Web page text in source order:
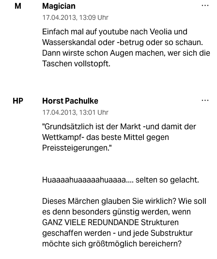
M Magician
17.04.2013, 13:09 Uhr
Einfach mal auf youtube nach Veolia und
Wasserskandal oder -betrug oder so schaun.
Dann wirste schon Augen machen, wer sich die
Taschen vollstopft.
HP Horst Pachulke
17.04.2013, 13:01 Uhr
"Grundsätzlich ist der Markt -und damit der
Wettkampf- das beste Mittel gegen
Preissteigerungen."
Huaaaahuaaaaahuaaaa.... selten so gelacht.
Dieses Märchen glauben Sie wirklich? Wie soll
es denn besonders günstig werden, wenn
GANZ VIELE REDUNDANDE Strukturen
geschaffen werden - und jede Substruktur
möchte sich größtmöglich bereichern?